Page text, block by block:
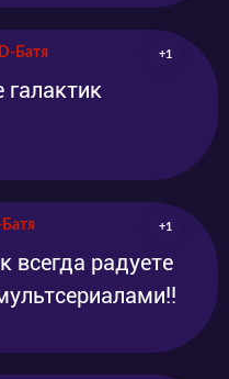
Батя +1
галактик
+1
всегда радуете